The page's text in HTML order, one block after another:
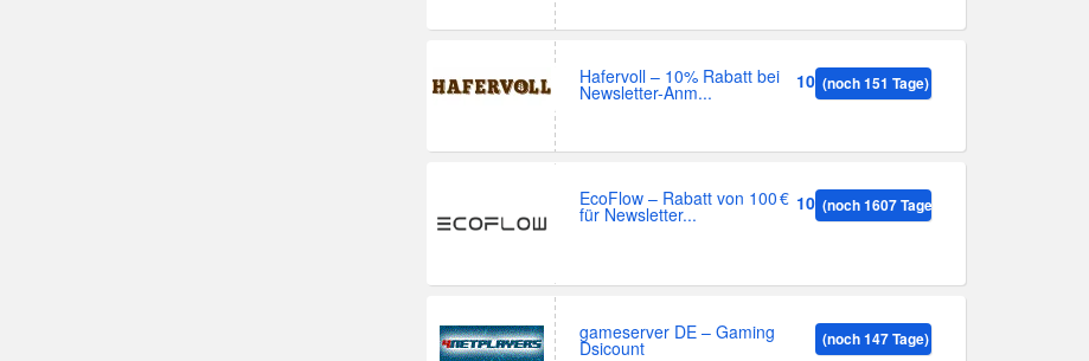
Hafervoll – 10% Rabatt bei
Newsletter-Anm... (noch 151 Tage)
10%
EcoFlow – Rabatt von 100 €
für Newsletter... (noch 1607 Tage)
100
gameserver DE – Gaming
Dsicount (noch 147 Tage)